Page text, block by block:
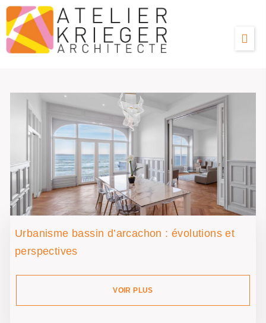
Urbanisme bassin d’arcachon : évolutions et
perspectives
VOIR PLUS